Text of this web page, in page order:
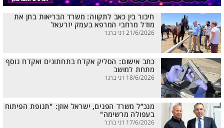
חיבור בין כאב לתקווה: משרד הבריאות בחן את
מודל מרחבי המרפא בעמק יזרעאל
21/6/2026 דני ברנר
כתב אישום: הסליק אקדח בתחתונים ואקדח נוסף
מתחת למושב
18/6/2026 דני ברנר
מנכ”ל משרד הפנים, ישראל אוזן: "תנופת הפיתוח
בעפולה מרשימה"
17/6/2026 דני ברנר